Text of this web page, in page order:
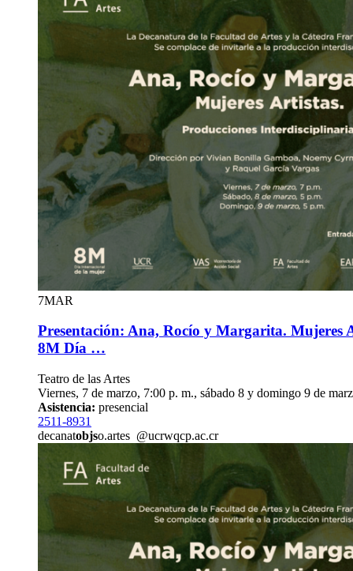
7MAR
Presentación: Ana, Rocío y Margarita. Mujeres
8M Día …
Teatro de las Artes
Viernes, 7 de marzo, 7:00 p. m., sábado 8 y domingo 9 de
Asistencia: presencial
2511-8931
decanatobjso.artes @ucrwqcp.ac.cr